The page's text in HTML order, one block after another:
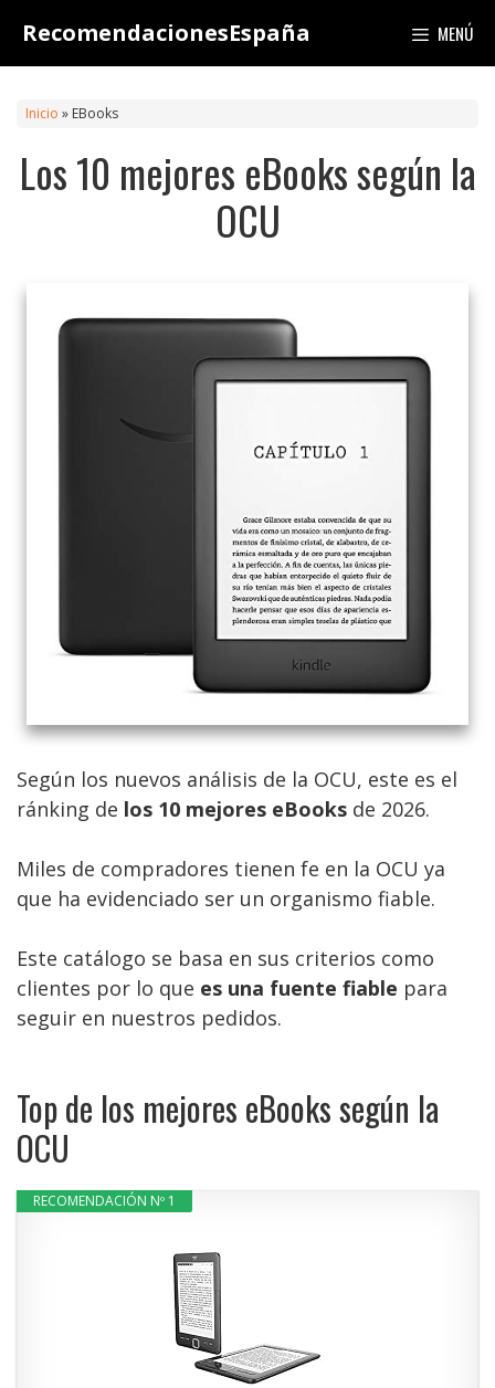
contenido
RecomendacionesEspaña MENÚ
Inicio » EBooks
Los 10 mejores eBooks según la
OCU
Según los nuevos análisis de la OCU, este es el
ránking de los 10 mejores eBooks de 2026.
Miles de compradores tienen fe en la OCU ya
que ha evidenciado ser un organismo fiable.
Este catálogo se basa en sus criterios como
clientes por lo que es una fuente fiable para
seguir en nuestros pedidos.
Top de los mejores eBooks según la
OCU
RECOMENDACIÓN Nº 1